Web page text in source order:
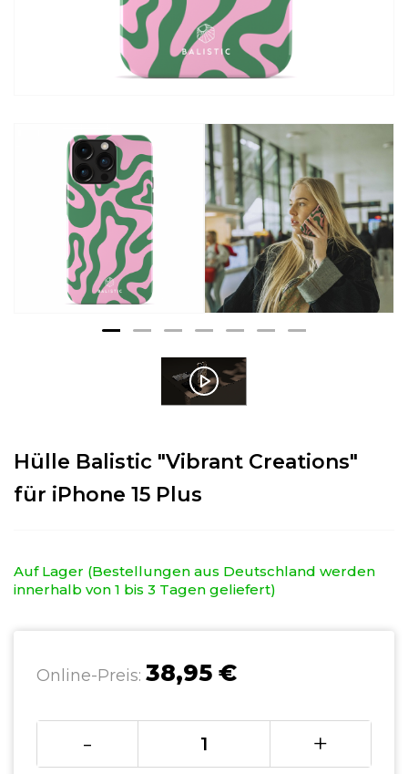
Hülle Balistic "Vibrant Creations"
für iPhone 15 Plus
Auf Lager (Bestellungen aus Deutschland werden
innerhalb von 1 bis 3 Tagen geliefert)
Online-Preis: 38,95 €
- +